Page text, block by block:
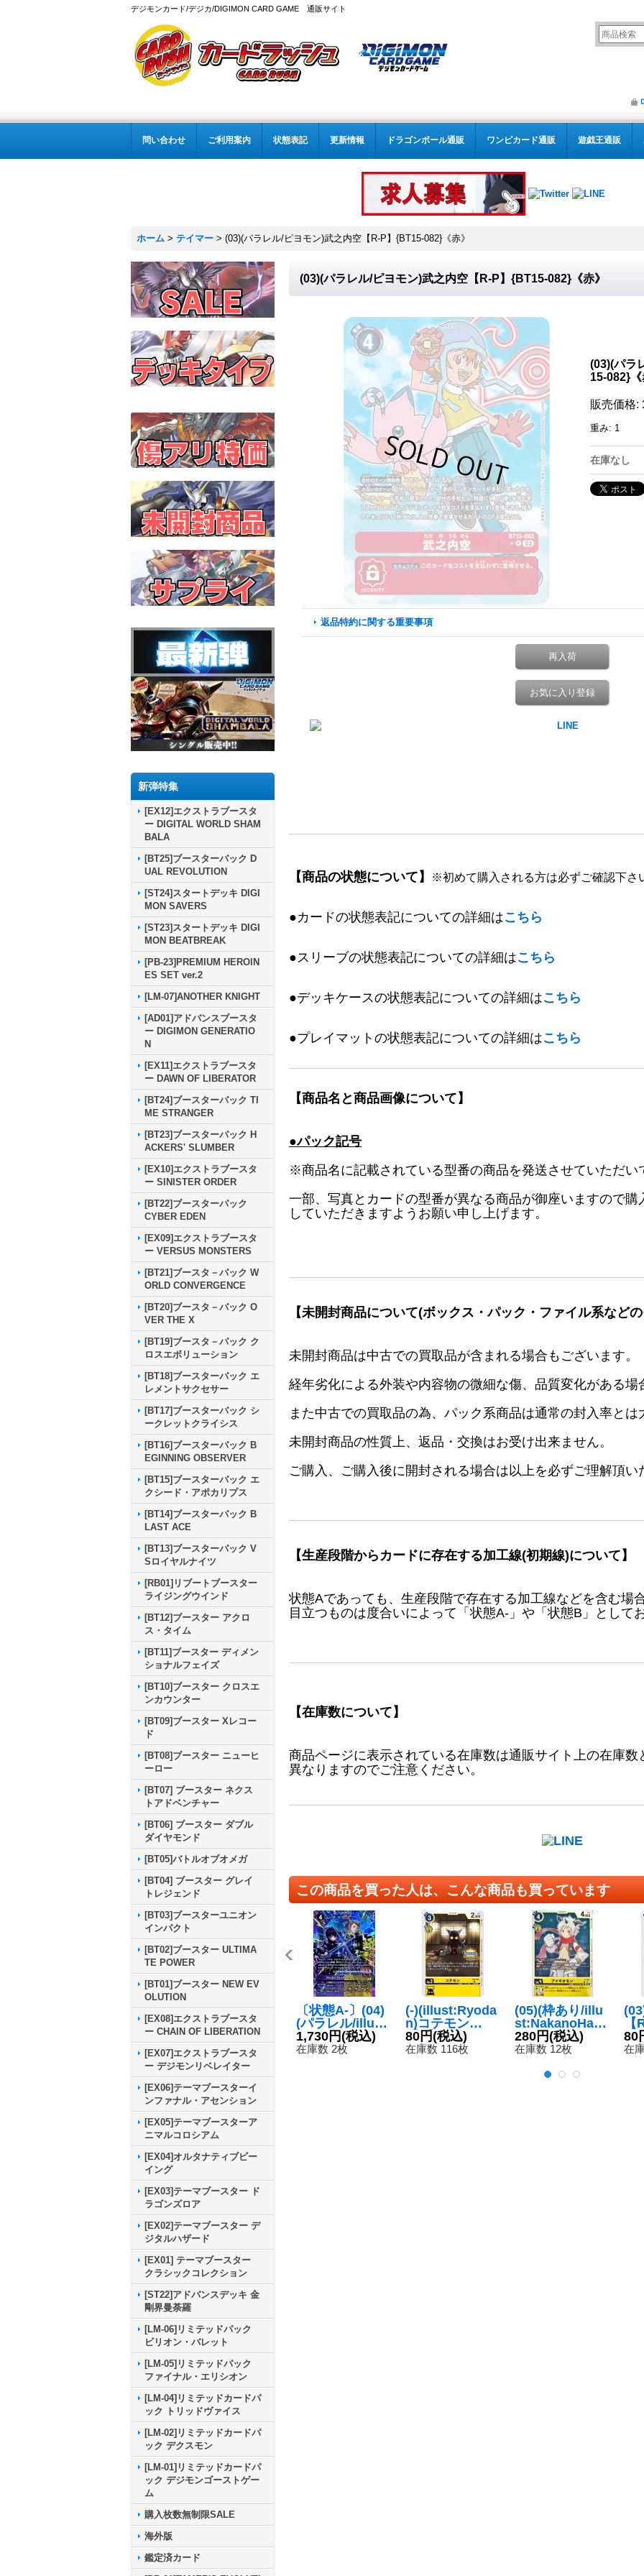
デジモンカード/デジカ/DIGIMON CARD GAME 通販サイト
問い合わせ ご利用案内 状態表記 更新情報 ドラゴンボール通販 ワンピカード通販 遊戯王通販
ホーム > テイマー > (03)(パラレル/ピヨモン)武之内空【R-P】{BT15-082}《赤》
新弾特集
[EX12]エクストラブースタ
ー DIGITAL WORLD SHAM
BALA
[BT25]ブースターパック D
UAL REVOLUTION
[ST24]スタートデッキ DIGI
MON SAVERS
[ST23]スタートデッキ DIGI
MON BEATBREAK
[PB-23]PREMIUM HEROIN
ES SET ver.2
[LM-07]ANOTHER KNIGHT
[AD01]アドバンスブースタ
ー DIGIMON GENERATIO
N
[EX11]エクストラブースタ
ー DAWN OF LIBERATOR
[BT24]ブースターパック TI
ME STRANGER
[BT23]ブースターパック H
ACKERS' SLUMBER
[EX10]エクストラブースタ
ー SINISTER ORDER
[BT22]ブースターパック
CYBER EDEN
[EX09]エクストラブースタ
ー VERSUS MONSTERS
[BT21]ブースタ－パック W
ORLD CONVERGENCE
[BT20]ブースタ－パック O
VER THE X
[BT19]ブースタ－パック ク
ロスエボリューション
[BT18]ブースターパック エ
レメントサクセサー
[BT17]ブースターパック シ
ークレットクライシス
[BT16]ブースターパック B
EGINNING OBSERVER
[BT15]ブースターパック エ
クシード・アポカリプス
[BT14]ブースターパック B
LAST ACE
[BT13]ブースターパック V
Sロイヤルナイツ
[RB01]リブートブースター
ライジングウインド
[BT12]ブースター アクロ
ス・タイム
[BT11]ブースター ディメン
ショナルフェイズ
[BT10]ブースター クロスエ
ンカウンター
[BT09]ブースター Xレコー
ド
[BT08]ブースター ニューヒ
ーロー
[BT07] ブースター ネクス
トアドベンチャー
[BT06] ブースター ダブル
ダイヤモンド
[BT05]バトルオブオメガ
[BT04] ブースター グレイ
トレジェンド
[BT03]ブースターユニオン
インパクト
[BT02]ブースター ULTIMA
TE POWER
[BT01]ブースター NEW EV
OLUTION
[EX08]エクストラブースタ
ー CHAIN OF LIBERATION
[EX07]エクストラブースタ
ー デジモンリベレイター
[EX06]テーマブースターイ
ンファナル・アセンション
[EX05]テーマブースターア
ニマルコロシアム
[EX04]オルタナティブビー
イング
[EX03]テーマブースター ド
ラゴンズロア
[EX02]テーマブースター デ
ジタルハザード
[EX01] テーマブースター
クラシックコレクション
[ST22]アドバンスデッキ 金
剛界曼荼羅
[LM-06]リミテッドパック
ビリオン・バレット
[LM-05]リミテッドパック
ファイナル・エリシオン
[LM-04]リミテッドカードパ
ック トリッドヴァイス
[LM-02]リミテッドカードパ
ック デクスモン
[LM-01]リミテッドカードパ
ック デジモンゴーストゲー
ム
購入枚数無制限SALE
海外版
鑑定済カード
(03)(パラレル/ピヨモン)武之内空【R-P】{BT15-082}《赤》
(03)(パラ
15-082}
販売価格:
重み: 1
在庫なし
返品特約に関する重要事項
再入荷
お気に入り登録
【商品の状態について】 ※初めて購入される方は必ずご確認下さ
●カードの状態表記についての詳細はこちら
●スリーブの状態表記についての詳細はこちら
●デッキケースの状態表記についての詳細はこちら
●プレイマットの状態表記についての詳細はこちら
【商品名と商品画像について】
●パック記号
※商品名に記載されている型番の商品を発送させていただい
一部、写真とカードの型番が異なる商品が御座いますので
していただきますようお願い申し上げます。
【未開封商品について(ボックス・パック・ファイル系など
未開封商品は中古での買取品が含まれる場合もございます。
経年劣化による外装や内容物の微細な傷、品質変化がある場
また中古での買取品の為、パック系商品は通常の封入率と
未開封商品の性質上、返品・交換はお受け出来ません。
ご購入、ご購入後に開封される場合は以上を必ずご理解頂
【生産段階からカードに存在する加工線(初期線)について】
状態Aであっても、生産段階で存在する加工線などを含む場
目立つものは度合いによって「状態A-」や「状態B」として
【在庫数について】
商品ページに表示されている在庫数は通販サイト上の在庫
異なりますのでご注意ください。
この商品を買った人は、こんな商品も買っています
〔状態A-〕(04)
(パラレル/illust:
poroze)クラッ
カー・ファング
1,730円(税込)
在庫数 2枚
(-)(illust:Ryoda
n)コテモン
【C】{BT5-03
4}《黄》
80円(税込)
在庫数 116枚
(05)(枠あり/illu
st:NakanoHait
o)アイギオモン
【P】{P-194}
280円(税込)
在庫数 12枚
2}
80
在